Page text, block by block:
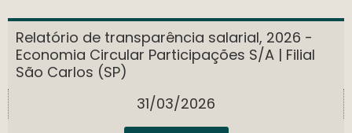
Relatório de transparência salarial, 2026 -
Economia Circular Participações S/A | Filial
São Carlos (SP)
31/03/2026